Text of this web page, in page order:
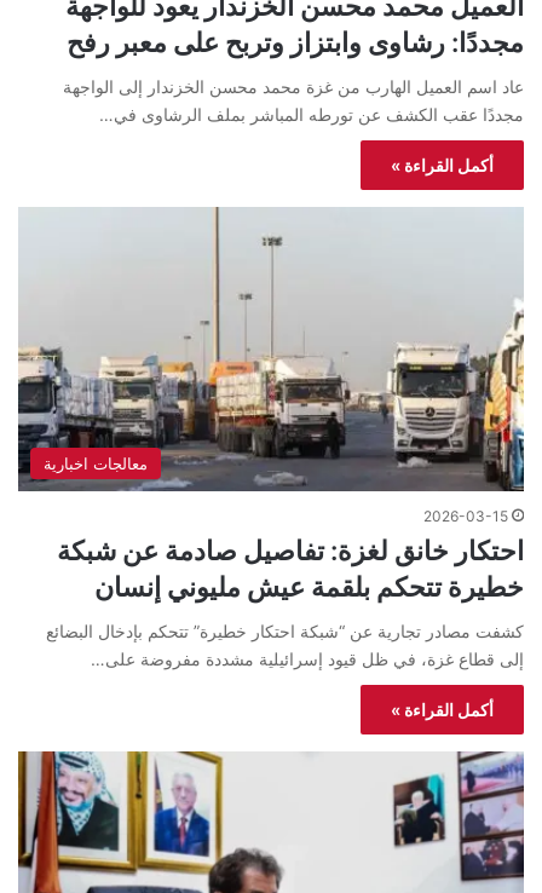
مجددًا: رشاوى وابتزاز وتربح على معبر رفح
عاد اسم العميل الهارب من غزة محمد محسن الخزندار إلى الواجهة
مجددًا عقب الكشف عن تورطه المباشر بملف الرشاوى في…
أكمل القراءة »
معالجات اخبارية
2026-03-15
احتكار خانق لغزة: تفاصيل صادمة عن شبكة
خطيرة تتحكم بلقمة عيش مليوني إنسان
كشفت مصادر تجارية عن “شبكة احتكار خطيرة” تتحكم بإدخال البضائع
إلى قطاع غزة، في ظل قيود إسرائيلية مشددة مفروضة على…
أكمل القراءة »